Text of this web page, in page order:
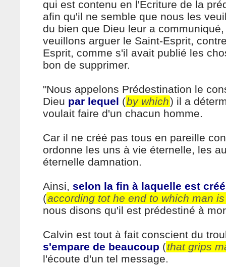
qui est contenu en l'Écriture de la
afin qu'il ne semble que nous les
du bien que Dieu leur a
veuillons arguer le Saint-Esprit,
Esprit, comme s'il avait publié les
bon de supprimer.
"Nous appelons Prédestination le
Dieu par lequel (by which) il a
voulait faire d'un chacun homme.
Car il ne créé pas tous en pareille
ordonne les uns à vie éternelle, les
éternelle damnation.
Ainsi, selon la fin à laquelle est
(according tot he end to which man
nous disons qu'il est prédestiné à
Calvin est tout à fait conscient du
s'empare de beaucoup (that grips
l'écoute d'un tel message.